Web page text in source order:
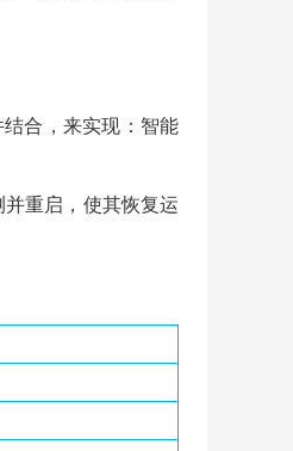
合，来实现：智能
重启，使其恢复运